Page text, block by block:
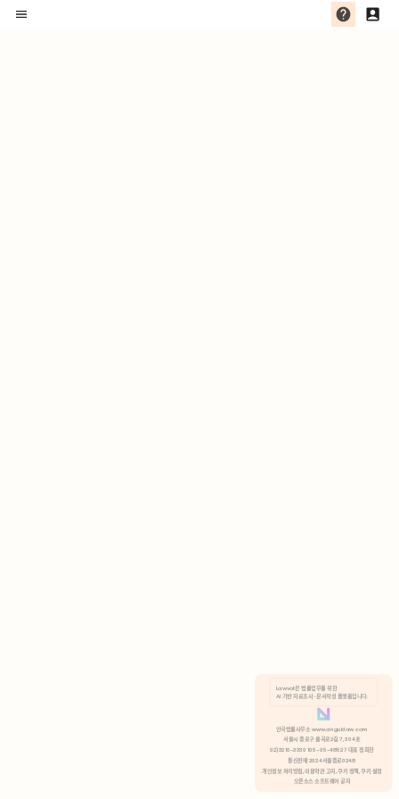
분석 쿠키 허용
Lawvot은 법률업무를 위한
AI 기반 자료조사 · 문서작성 플랫폼입니다.
안국법률사무소 www.anguklaw.com
서울시 종로구 율곡로2길 7, 304호
02)3210-3330 105-05-48527 대표 정희찬
통신판매 2024서울종로0248
개인정보 처리방침, 이용약관 고지, 쿠키 정책, 쿠키 설정
오픈소스 소프트웨어 공지